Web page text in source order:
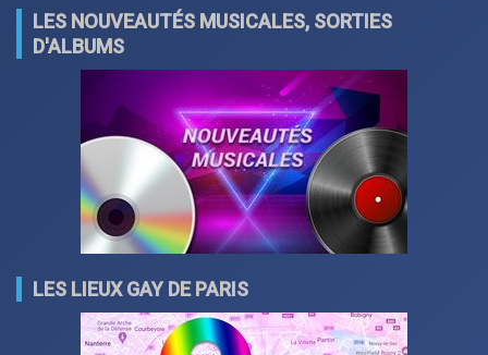
LES NOUVEAUTÉS MUSICALES, SORTIES
D'ALBUMS
LES LIEUX GAY DE PARIS